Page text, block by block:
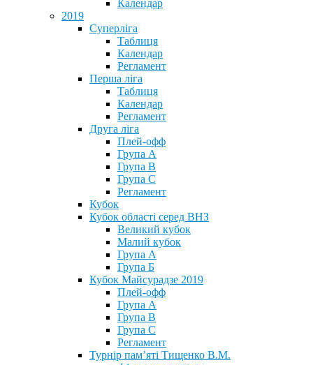
Календар
2019
Суперліга
Таблиця
Календар
Регламент
Перша ліга
Таблиця
Календар
Регламент
Друга ліга
Плей-офф
Група А
Група В
Група С
Регламент
Кубок
Кубок області серед ВНЗ
Великий кубок
Малий кубок
Група А
Група Б
Кубок Майсурадзе 2019
Плей-офф
Група А
Група В
Група С
Регламент
Турнір пам’яті Тищенко В.М.